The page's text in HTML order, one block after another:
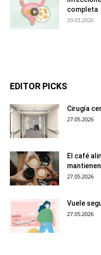
completa
29.03.2026
EDITOR PICKS
Cirugía
27.05.2026
El café
27.05.2026
Vuele
27.05.2026